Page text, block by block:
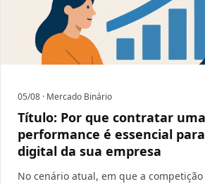
05/08 · Mercado Binário
Título: Por que contratar
performance é essencial
digital da sua empresa
No cenário atual, em que a